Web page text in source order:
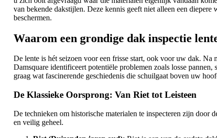
van bekende dakstijlen. Deze kennis geeft niet alleen een
beschermen.
Waarom een grondige dak inspectie
De lente is hét seizoen voor een frisse start, ook voor uw dak.
Damsquare identificeert potentiële problemen zoals losse
graag wat fascinerende geschiedenis die schuilgaat boven uw
De Klassieke Oorsprong: Van Riet tot Leisteen
De technieken om historische materialen te inspecteren zijn door
en veilig geheel.